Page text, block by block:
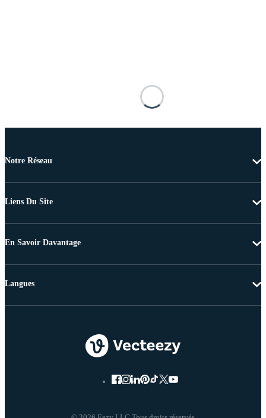
Notre Réseau
Liens Du Site
En Savoir Davantage
Langues